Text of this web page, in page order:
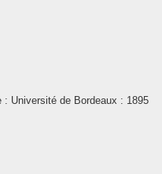
: Université de Bordeaux : 1895